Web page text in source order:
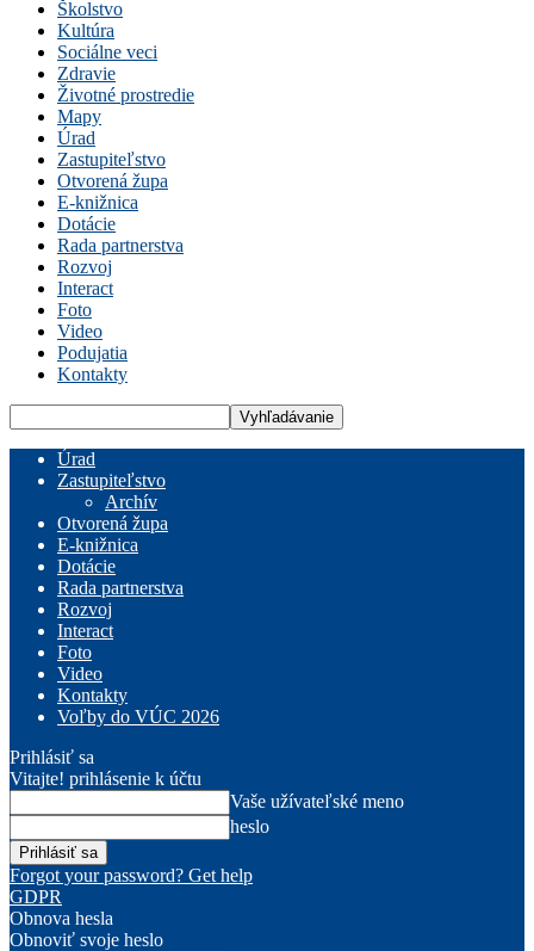
Školstvo
Kultúra
Sociálne veci
Zdravie
Životné prostredie
Mapy
Úrad
Zastupiteľstvo
Otvorená župa
E-knižnica
Dotácie
Rada partnerstva
Rozvoj
Interact
Foto
Video
Podujatia
Kontakty
Úrad
Zastupiteľstvo
Archív
Otvorená župa
E-knižnica
Dotácie
Rada partnerstva
Rozvoj
Interact
Foto
Video
Kontakty
Voľby do VÚC 2026
Prihlásiť sa
Vitajte! prihlásenie k účtu
Vaše užívateľské meno
heslo
Forgot your password? Get help
GDPR
Obnova hesla
Obnoviť svoje heslo